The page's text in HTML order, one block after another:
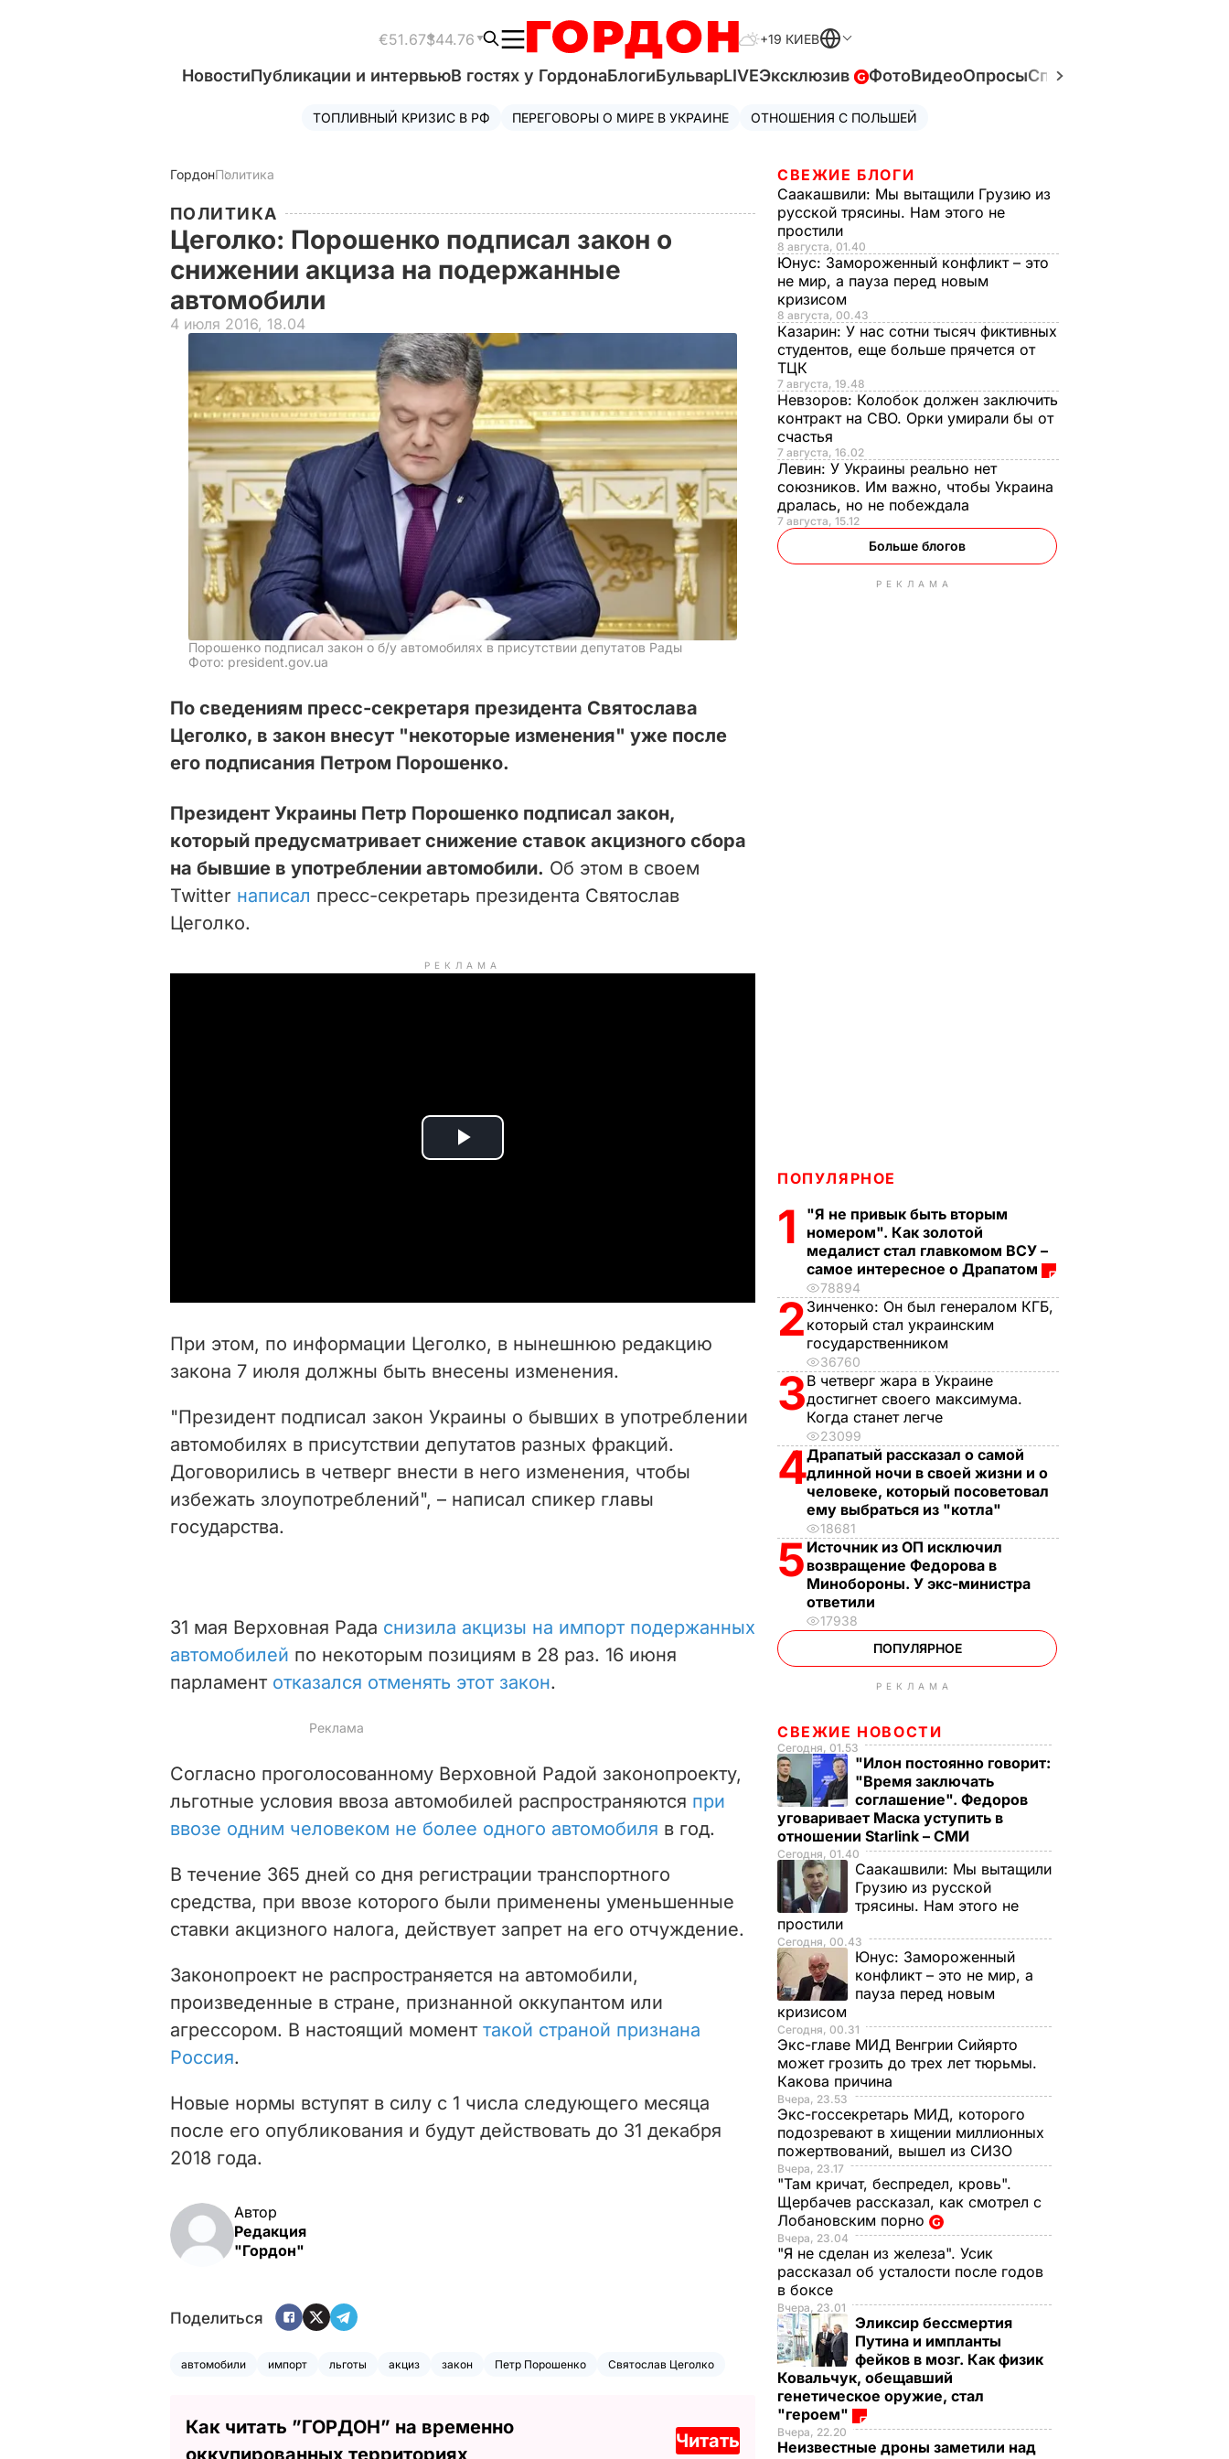
€51.67$44.76 +19 КИЕВ
НовостиПубликации и интервьюВ гостях у ГордонаБлогиБульварLIVEЭксклюзив ФотоВидеоОпросыСпецпроекты
ТОПЛИВНЫЙ КРИЗИС В РФ ПЕРЕГОВОРЫ О МИРЕ В УКРАИНЕ ОТНОШЕНИЯ С ПОЛЬШЕЙ
ГордонПолитика
ПОЛИТИКА
Цеголко: Порошенко подписал закон о
снижении акциза на подержанные
автомобили
4 июля 2016, 18.04
Порошенко подписал закон о б/у автомобилях в присутствии депутатов Рады
Фото: president.gov.ua
По сведениям пресс-секретаря президента Святослава
Цеголко, в закон внесут "некоторые изменения" уже после
его подписания Петром Порошенко.
Президент Украины Петр Порошенко подписал закон,
который предусматривает снижение ставок акцизного сбора
на бывшие в употреблении автомобили. Об этом в своем
Twitter написал пресс-секретарь президента Святослав
Цеголко.
РЕКЛАМА
P
i
d
e
o
При этом, по информации Цеголко, в нынешнюю редакцию
закона 7 июля должны быть внесены изменения.
"Президент подписал закон Украины о бывших в употреблении
автомобилях в присутствии депутатов разных фракций.
Договорились в четверг внести в него изменения, чтобы
избежать злоупотреблений", – написал спикер главы
государства.
31 мая Верховная Рада снизила акцизы на импорт подержанных
автомобилей по некоторым позициям в 28 раз. 16 июня
парламент отказался отменять этот закон.
Согласно проголосованному Верховной Радой законопроекту,
льготные условия ввоза автомобилей распространяются при
ввозе одним человеком не более одного автомобиля в год.
В течение 365 дней со дня регистрации транспортного
средства, при ввозе которого были применены уменьшенные
ставки акцизного налога, действует запрет на его отчуждение.
Законопроект не распространяется на автомобили,
произведенные в стране, признанной оккупантом или
агрессором. В настоящий момент такой страной признана
Россия.
Новые нормы вступят в силу с 1 числа следующего месяца
после его опубликования и будут действовать до 31 декабря
2018 года.
Автор
Редакция
"Гордон"
Поделиться
автомобили импорт льготы акциз закон Петр Порошенко Святослав Цеголко
Как читать ”ГОРДОН” на временно
оккупированных территориях
Читать
СВЕЖИЕ БЛОГИ
Саакашвили: Мы вытащили Грузию из
русской трясины. Нам этого не
простили
8 августа, 01.40
Юнус: Замороженный конфликт – это
не мир, а пауза перед новым
кризисом
8 августа, 00.43
Казарин: У нас сотни тысяч фиктивных
студентов, еще больше прячется от
ТЦК
7 августа, 19.48
Невзоров: Колобок должен заключить
контракт на СВО. Орки умирали бы от
счастья
7 августа, 16.02
Левин: У Украины реально нет
союзников. Им важно, чтобы Украина
дралась, но не побеждала
7 августа, 15.12
Больше блогов
РЕКЛАМА
ПОПУЛЯРНОЕ
1
"Я не привык быть вторым
номером". Как золотой
медалист стал главкомом ВСУ –
самое интересное о Драпатом
78894
2 Зинченко: Он был генералом КГБ,
который стал украинским
государственником
36760
3В четверг жара в Украине
достигнет своего максимума.
Когда станет легче
23099
4Драпатый рассказал о самой
длинной ночи в своей жизни и о
человеке, который посоветовал
ему выбраться из "котла"
18681
5 Источник из ОП исключил
возвращение Федорова в
Минобороны. У экс-министра
ответили
17938
ПОПУЛЯРНОЕ
РЕКЛАМА
СВЕЖИЕ НОВОСТИ
Сегодня, 01.53
"Илон постоянно говорит:
"Время заключать
соглашение". Федоров
уговаривает Маска уступить в
отношении Starlink – СМИ
Сегодня, 01.40
Саакашвили: Мы вытащили
Грузию из русской
трясины. Нам этого не
простили
Сегодня, 00.43
Юнус: Замороженный
конфликт – это не мир, а
пауза перед новым
кризисом
Сегодня, 00.31
Экс-главе МИД Венгрии Сийярто
может грозить до трех лет тюрьмы.
Какова причина
Вчера, 23.53
Экс-госсекретарь МИД, которого
подозревают в хищении миллионных
пожертвований, вышел из СИЗО
Вчера, 23.17
"Там кричат, беспредел, кровь".
Щербачев рассказал, как смотрел с
Лобановским порно
Вчера, 23.04
"Я не сделан из железа". Усик
рассказал об усталости после годов
в боксе
Вчера, 23.01
Эликсир бессмертия
Путина и импланты
фейков в мозг. Как физик
Ковальчук, обещавший
генетическое оружие, стал
"героем"
Вчера, 22.20
Неизвестные дроны заметили над